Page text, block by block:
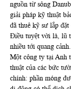
nguồn từ sông
giải pháp kỹ thuật
đã thuê kỹ sư lắp
Điều tuyệt vời là, lũ
nhiều tới quang cảnh.
Một công ty tại Anh
thuật của các bức
chính: phần móng